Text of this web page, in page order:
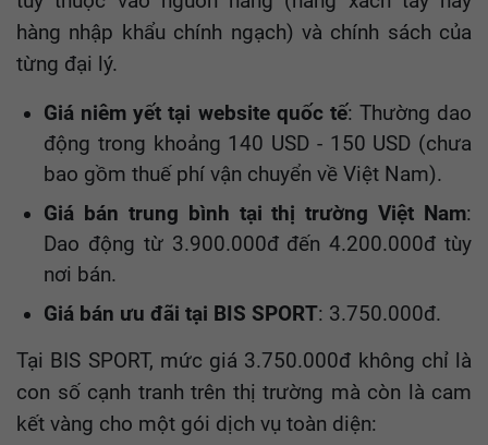
hàng nhập khẩu chính ngạch) và chính sách của
từng đại lý.
Giá niêm yết tại website quốc tế: Thường dao
động trong khoảng 140 USD - 150 USD (chưa
bao gồm thuế phí vận chuyển về Việt Nam).
Giá bán trung bình tại thị trường Việt Nam:
Dao động từ 3.900.000đ đến 4.200.000đ tùy
nơi bán.
Giá bán ưu đãi tại BIS SPORT: 3.750.000đ.
Tại BIS SPORT, mức giá 3.750.000đ không chỉ là
con số cạnh tranh trên thị trường mà còn là cam
kết vàng cho một gói dịch vụ toàn diện: